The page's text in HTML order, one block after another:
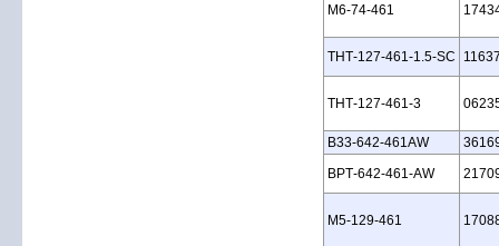
M6‑74‑461
THT‑127‑461‑1.5‑SC
THT‑127‑461‑3
B33‑642‑461AW
BPT‑642‑461‑AW
M5‑129‑461